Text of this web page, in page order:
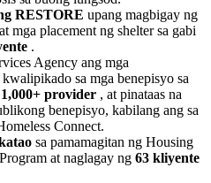
RESTORE upang magbigay ng
mga placement ng shelter sa gabi
.
Agency ang mga
sa mga benepisyo sa
1,000+ provider , at pinataas na
benepisyo, kabilang ang sa
Connect.
sa pamamagitan ng Housing
at naglagay ng 63 kliyente